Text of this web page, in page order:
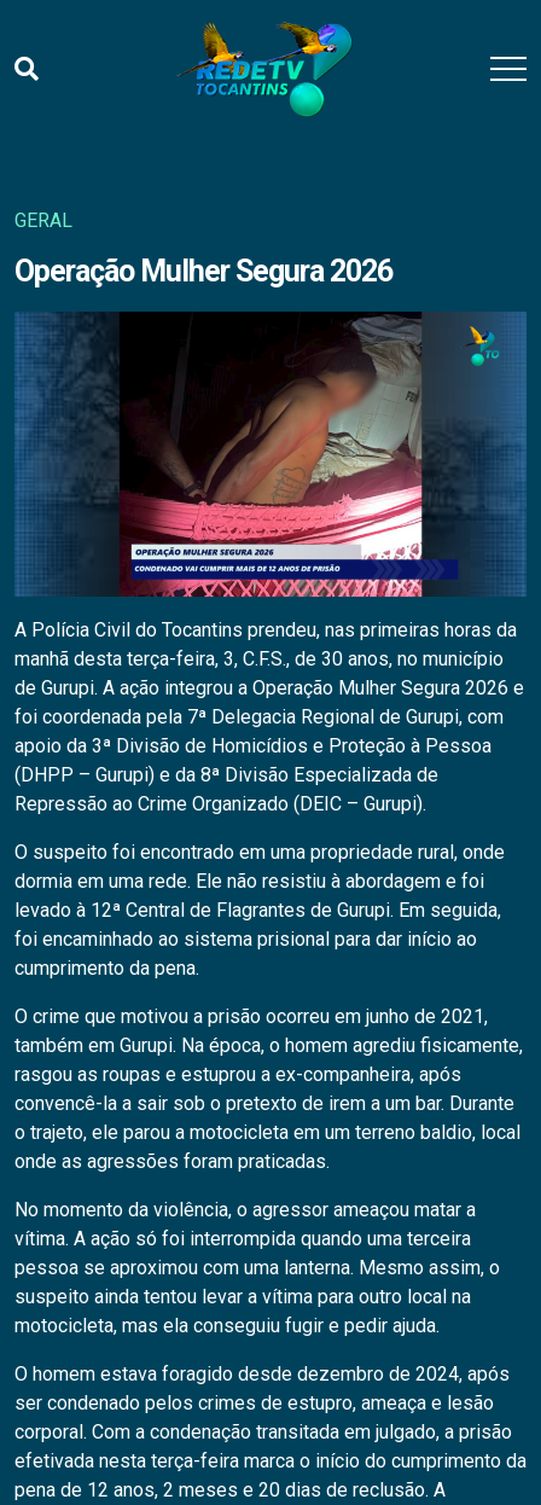
GERAL
Operação Mulher Segura 2026
A Polícia Civil do Tocantins prendeu, nas primeiras horas da
manhã desta terça-feira, 3, C.F.S., de 30 anos, no município
de Gurupi. A ação integrou a Operação Mulher Segura 2026 e
foi coordenada pela 7ª Delegacia Regional de Gurupi, com
apoio da 3ª Divisão de Homicídios e Proteção à Pessoa
(DHPP – Gurupi) e da 8ª Divisão Especializada de
Repressão ao Crime Organizado (DEIC – Gurupi).
O suspeito foi encontrado em uma propriedade rural, onde
dormia em uma rede. Ele não resistiu à abordagem e foi
levado à 12ª Central de Flagrantes de Gurupi. Em seguida,
foi encaminhado ao sistema prisional para dar início ao
cumprimento da pena.
O crime que motivou a prisão ocorreu em junho de 2021,
também em Gurupi. Na época, o homem agrediu fisicamente,
rasgou as roupas e estuprou a ex-companheira, após
convencê-la a sair sob o pretexto de irem a um bar. Durante
o trajeto, ele parou a motocicleta em um terreno baldio, local
onde as agressões foram praticadas.
No momento da violência, o agressor ameaçou matar a
vítima. A ação só foi interrompida quando uma terceira
pessoa se aproximou com uma lanterna. Mesmo assim, o
suspeito ainda tentou levar a vítima para outro local na
motocicleta, mas ela conseguiu fugir e pedir ajuda.
O homem estava foragido desde dezembro de 2024, após
ser condenado pelos crimes de estupro, ameaça e lesão
corporal. Com a condenação transitada em julgado, a prisão
efetivada nesta terça-feira marca o início do cumprimento da
pena de 12 anos, 2 meses e 20 dias de reclusão. A